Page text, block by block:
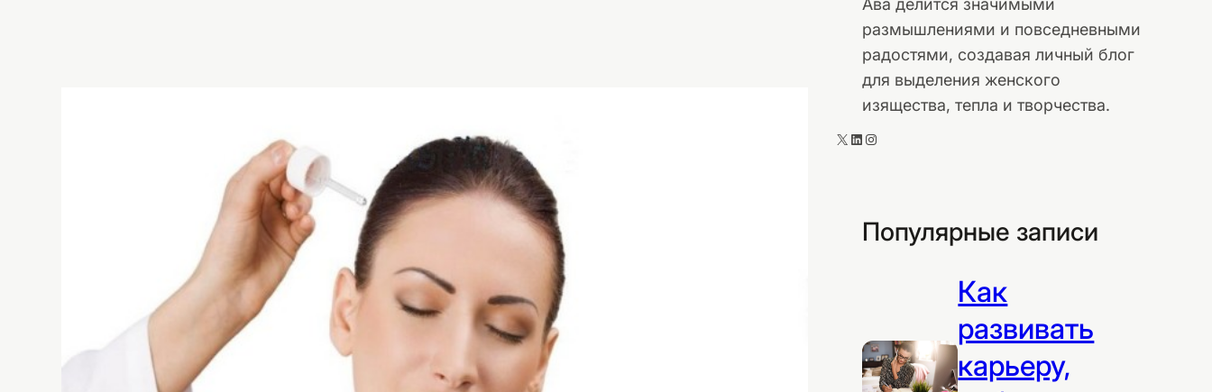
Ава делится значимыми
размышлениями и повседневными
радостями, создавая личный блог
для выделения женского
изящества, тепла и творчества.
X LinkedIn Instagram
Популярные записи
Как
развивать
карьеру,